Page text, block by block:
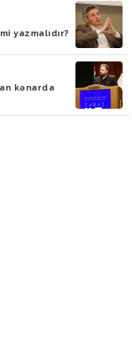
yazmalıdır?
kənarda